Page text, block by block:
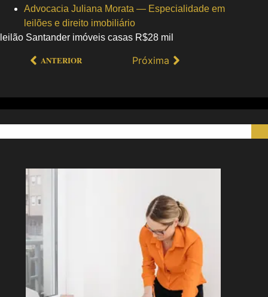
Advocacia Juliana Morata — Especialidade em
leilões e direito imobiliário
leilão Santander imóveis casas R$28 mil
ANTERIOR Próxima